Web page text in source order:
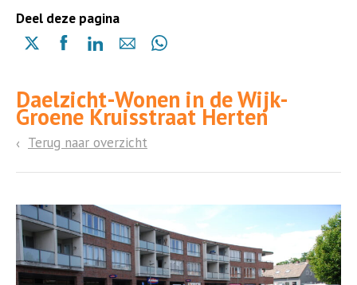
Deel deze pagina
Delen
(opent
in
een
nieuwe
Delen
(opent
in
een
nieuwe
Delen
(opent
in
een
nieuwe
Delen
mail
Delen
(opent
in
pagina)
Daelzicht-Wonen in de Wijk-
Groene Kruisstraat Herten
Terug naar overzicht